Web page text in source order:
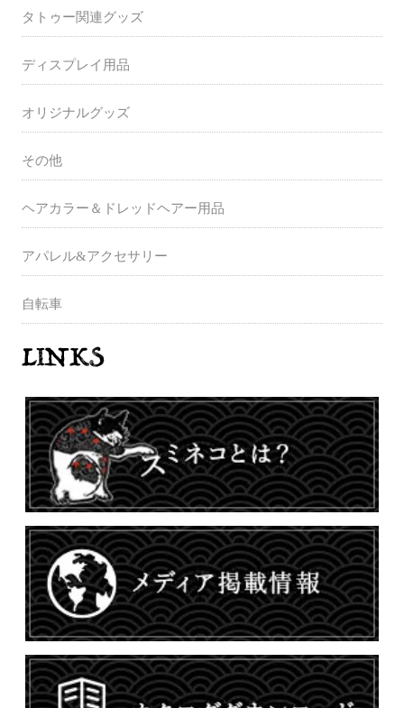
タトゥー関連グッズ
ディスプレイ用品
オリジナルグッズ
その他
ヘアカラー＆ドレッドヘアー用品
アパレル&アクセサリー
自転車